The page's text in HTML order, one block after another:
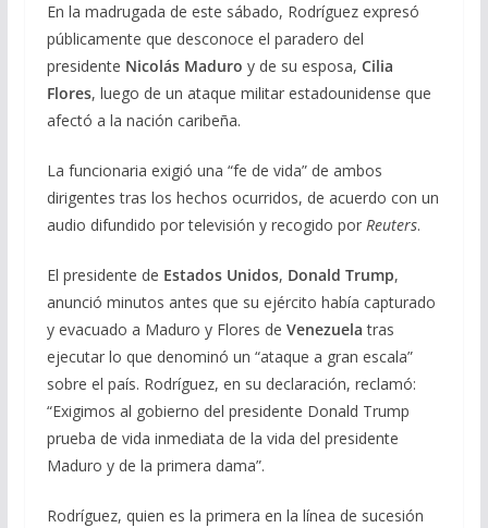
En la madrugada de este sábado, Rodríguez expresó
públicamente que desconoce el paradero del
presidente Nicolás Maduro y de su esposa, Cilia
Flores, luego de un ataque militar estadounidense que
afectó a la nación caribeña.
La funcionaria exigió una “fe de vida” de ambos
dirigentes tras los hechos ocurridos, de acuerdo con un
audio difundido por televisión y recogido por Reuters.
El presidente de Estados Unidos, Donald Trump,
anunció minutos antes que su ejército había capturado
y evacuado a Maduro y Flores de Venezuela tras
ejecutar lo que denominó un “ataque a gran escala”
sobre el país. Rodríguez, en su declaración, reclamó:
“Exigimos al gobierno del presidente Donald Trump
prueba de vida inmediata de la vida del presidente
Maduro y de la primera dama”.
Rodríguez, quien es la primera en la línea de sucesión